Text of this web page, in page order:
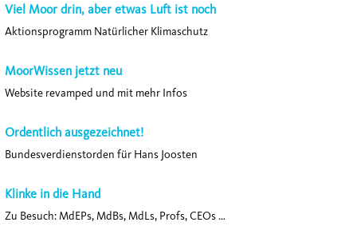
Viel Moor drin, aber etwas Luft ist noch
Aktionsprogramm Natürlicher Klimaschutz
MoorWissen jetzt neu
Website revamped und mit mehr Infos
Ordentlich ausgezeichnet!
Bundesverdienstorden für Hans Joosten
Klinke in die Hand
Zu Besuch: MdEPs, MdBs, MdLs, Profs, CEOs …